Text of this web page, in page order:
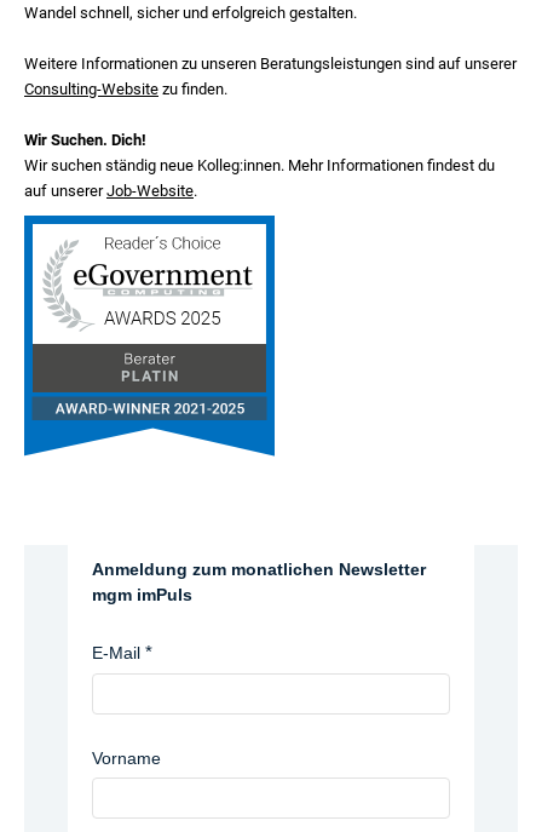
Wandel schnell, sicher und erfolgreich gestalten.
Weitere Informationen zu unseren Beratungsleistungen sind auf unserer
Consulting-Website zu finden.
Wir Suchen. Dich!
Wir suchen ständig neue Kolleg:innen. Mehr Informationen findest du
auf unsererJob-Website.
Anmeldung zum monatlichen Newsletter
mgm imPuls
E-Mail
Vorname